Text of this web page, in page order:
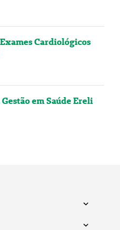
Cardiológicos
em Saúde Ereli